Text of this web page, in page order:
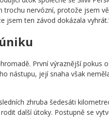
trochu nervózní, protože jsem
jsem ten závod dokázala
První výraznější pokus
nástupu, její snaha však
zhruba šedesáti
další útoky. Postupně se